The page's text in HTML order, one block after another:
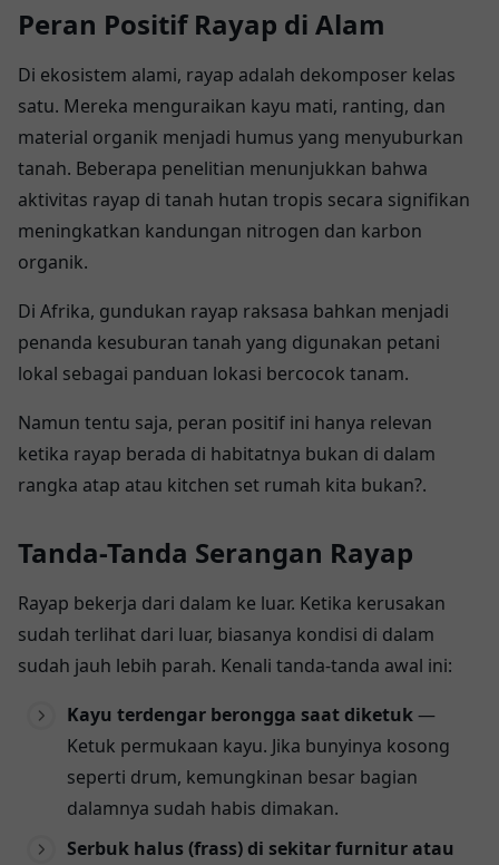
Peran Positif Rayap di Alam
Di ekosistem alami, rayap adalah dekomposer kelas
satu. Mereka menguraikan kayu mati, ranting, dan
material organik menjadi humus yang menyuburkan
tanah. Beberapa penelitian menunjukkan bahwa
aktivitas rayap di tanah hutan tropis secara signifikan
meningkatkan kandungan nitrogen dan karbon
organik.
Di Afrika, gundukan rayap raksasa bahkan menjadi
penanda kesuburan tanah yang digunakan petani
lokal sebagai panduan lokasi bercocok tanam.
Namun tentu saja, peran positif ini hanya relevan
ketika rayap berada di habitatnya bukan di dalam
rangka atap atau kitchen set rumah kita bukan?.
Tanda-Tanda Serangan Rayap
Rayap bekerja dari dalam ke luar. Ketika kerusakan
sudah terlihat dari luar, biasanya kondisi di dalam
sudah jauh lebih parah. Kenali tanda-tanda awal ini:
Kayu terdengar berongga saat diketuk—
Ketuk permukaan kayu. Jika bunyinya kosong
seperti drum, kemungkinan besar bagian
dalamnya sudah habis dimakan.
Serbuk halus (frass) di sekitar furnitur atau